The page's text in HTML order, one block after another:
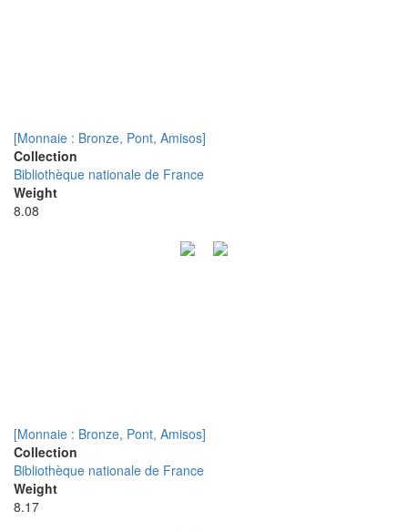
[Monnaie : Bronze, Pont, Amisos]
Collection
Bibliothèque nationale de France
Weight
8.08
[Monnaie : Bronze, Pont, Amisos]
Collection
Bibliothèque nationale de France
Weight
8.17